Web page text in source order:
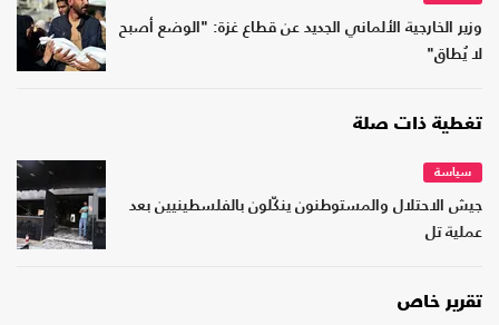
وزير الخارجية الألماني الجديد عن قطاع غزة: "الوضع أصبح
لا يُطاق"
تغطية ذات صلة
سياسة
جيش الاحتلال والمستوطنون ينكّلون بالفلسطينيين بعد
عملية تل
تقرير خاص